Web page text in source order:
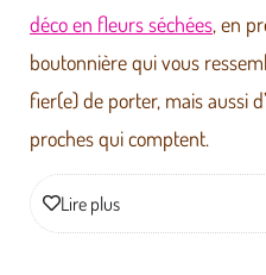
déco en fleurs séchées, en
boutonnière qui vous
fier(e) de porter, mais aussi
proches qui comptent.
Lire plus